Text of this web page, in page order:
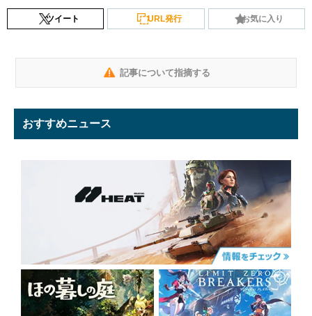
ツイート URL発行 お気に入り
記事について指摘する
おすすめニュース